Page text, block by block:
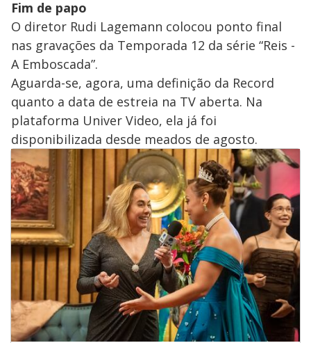
Fim de papo
O diretor Rudi Lagemann colocou ponto final
nas gravações da Temporada 12 da série “Reis -
A Emboscada”.
Aguarda-se, agora, uma definição da Record
quanto a data de estreia na TV aberta. Na
plataforma Univer Video, ela já foi
disponibilizada desde meados de agosto.